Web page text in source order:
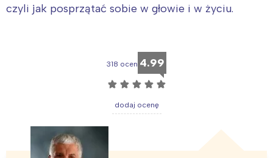
czyli jak posprzątać sobie w głowie i w życiu.
318 ocen 4.99
☆ ☆ ☆ ☆ ☆
dodaj ocenę